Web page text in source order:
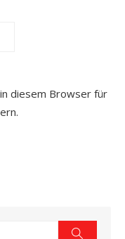
diesem Browser für